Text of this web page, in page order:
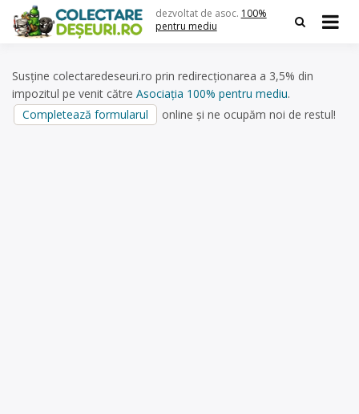
content
dezvoltat de asoc. 100%
pentru mediu
Susține colectaredeseuri.ro prin redirecționarea a 3,5% din
impozitul pe venit către Asociația 100% pentru mediu.
Completează formularul
online și ne ocupăm noi de restul!